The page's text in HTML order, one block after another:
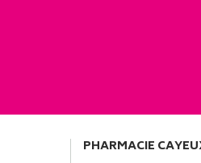
PHARMACIE